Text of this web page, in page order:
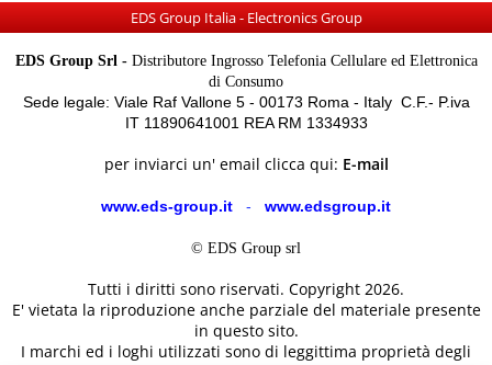
EDS Group Italia - Electronics Group
EDS Group Srl -Distributore Ingrosso Telefonia Cellulare ed Elettronica
di Consumo
Sede legale: Viale Raf Vallone 5 - 00173 Roma - Italy C.F.- P.iva
IT 11890641001 REA RM 1334933
per inviarci un' email clicca qui: E-mail
www.eds-group.it - www.edsgroup.it
© EDS Group srl
Tutti i diritti sono riservati. Copyright 2026.
E' vietata la riproduzione anche parziale del materiale presente
in questo sito.
I marchi ed i loghi utilizzati sono di leggittima proprietà degli